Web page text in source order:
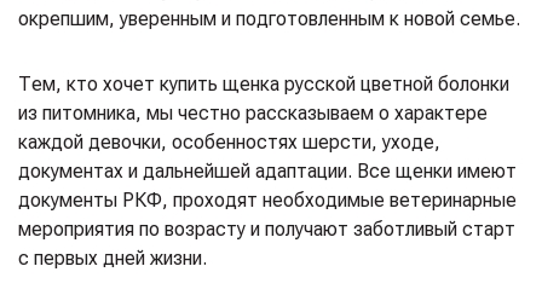
окрепшим, уверенным и подготовленным к новой семье.
Тем, кто хочет купить щенка русской цветной болонки
из питомника, мы честно рассказываем о характере
каждой девочки, особенностях шерсти, уходе,
документах и дальнейшей адаптации. Все щенки имеют
документы РКФ, проходят необходимые ветеринарные
мероприятия по возрасту и получают заботливый старт
с первых дней жизни.